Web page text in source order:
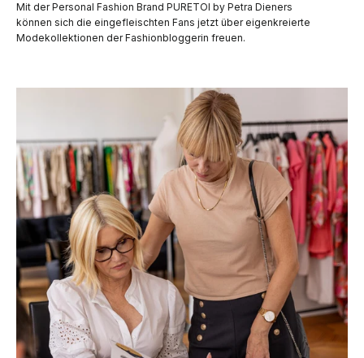
Mit der Personal Fashion Brand PURETOI by Petra Dieners
können sich die eingefleischten Fans jetzt über eigenkreierte
Modekollektionen der Fashionbloggerin freuen.